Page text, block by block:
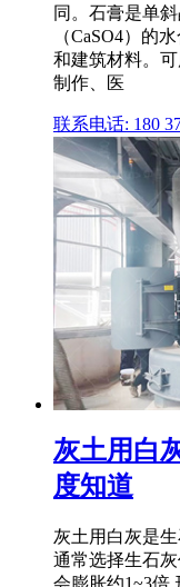
同。石膏是单
（CaSO4）的
和建筑材料。
制作、医
联系电话: 180
灰土用白
度知道
灰土用白灰是
通常选择生石
会膨胀约1~3倍